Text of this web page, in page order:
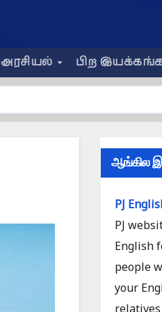
அரசியல் பிற
ஆங்கில
PJ
PJ
English
people
your